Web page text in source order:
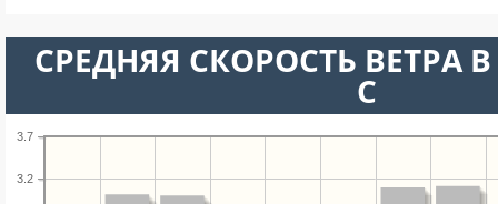
СРЕДНЯЯ СКОРОСТЬ ВЕТРА
С
3.2
3.7